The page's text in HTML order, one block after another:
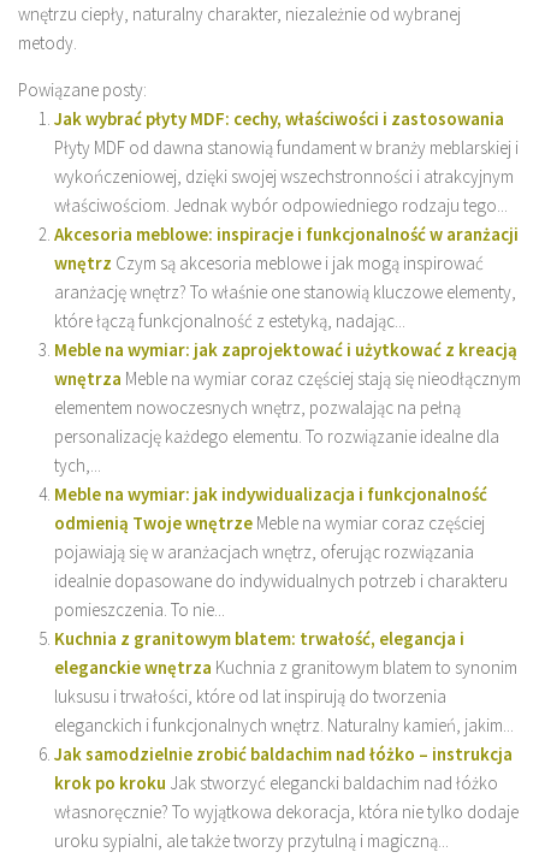
wnętrzu ciepły, naturalny charakter, niezależnie od wybranej
metody.
Powiązane posty:
Jak wybrać płyty MDF: cechy, właściwości i zastosowania
Płyty MDF od dawna stanowią fundament w branży meblarskiej i
wykończeniowej, dzięki swojej wszechstronności i atrakcyjnym
właściwościom. Jednak wybór odpowiedniego rodzaju tego...
Akcesoria meblowe: inspiracje i funkcjonalność w aranżacji
wnętrz Czym są akcesoria meblowe i jak mogą inspirować
aranżację wnętrz? To właśnie one stanowią kluczowe elementy,
które łączą funkcjonalność z estetyką, nadając...
Meble na wymiar: jak zaprojektować i użytkować z kreacją
wnętrza Meble na wymiar coraz częściej stają się nieodłącznym
elementem nowoczesnych wnętrz, pozwalając na pełną
personalizację każdego elementu. To rozwiązanie idealne dla
tych,...
Meble na wymiar: jak indywidualizacja i funkcjonalność
odmienią Twoje wnętrze Meble na wymiar coraz częściej
pojawiają się w aranżacjach wnętrz, oferując rozwiązania
idealnie dopasowane do indywidualnych potrzeb i charakteru
pomieszczenia. To nie...
Kuchnia z granitowym blatem: trwałość, elegancja i
eleganckie wnętrza Kuchnia z granitowym blatem to synonim
luksusu i trwałości, które od lat inspirują do tworzenia
eleganckich i funkcjonalnych wnętrz. Naturalny kamień, jakim...
Jak samodzielnie zrobić baldachim nad łóżko – instrukcja
krok po kroku Jak stworzyć elegancki baldachim nad łóżko
własnoręcznie? To wyjątkowa dekoracja, która nie tylko dodaje
uroku sypialni, ale także tworzy przytulną i magiczną...